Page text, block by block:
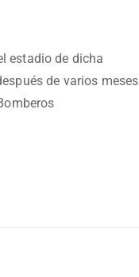
estadio de dicha
de varios meses